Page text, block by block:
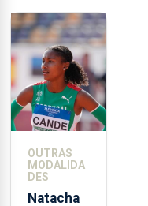
OUTRAS
MODALIDA
DES
Natacha